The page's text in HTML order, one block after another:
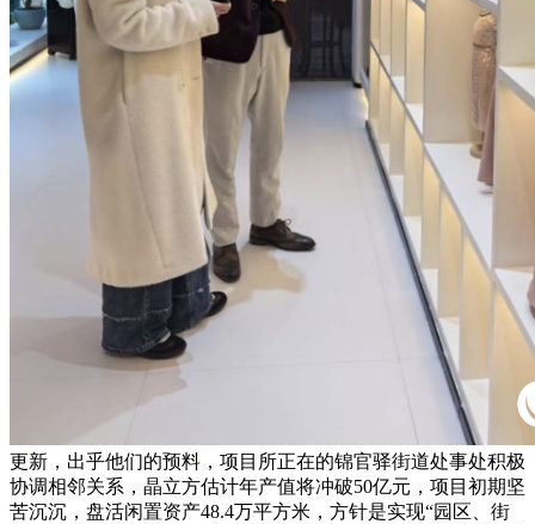
更新，出乎他们的预料，项目所正在的锦官驿街道处事处积极
协调相邻关系，晶立方估计年产值将冲破50亿元，项目初期坚
苦沉沉，盘活闲置资产48.4万平方米，方针是实现“园区、街